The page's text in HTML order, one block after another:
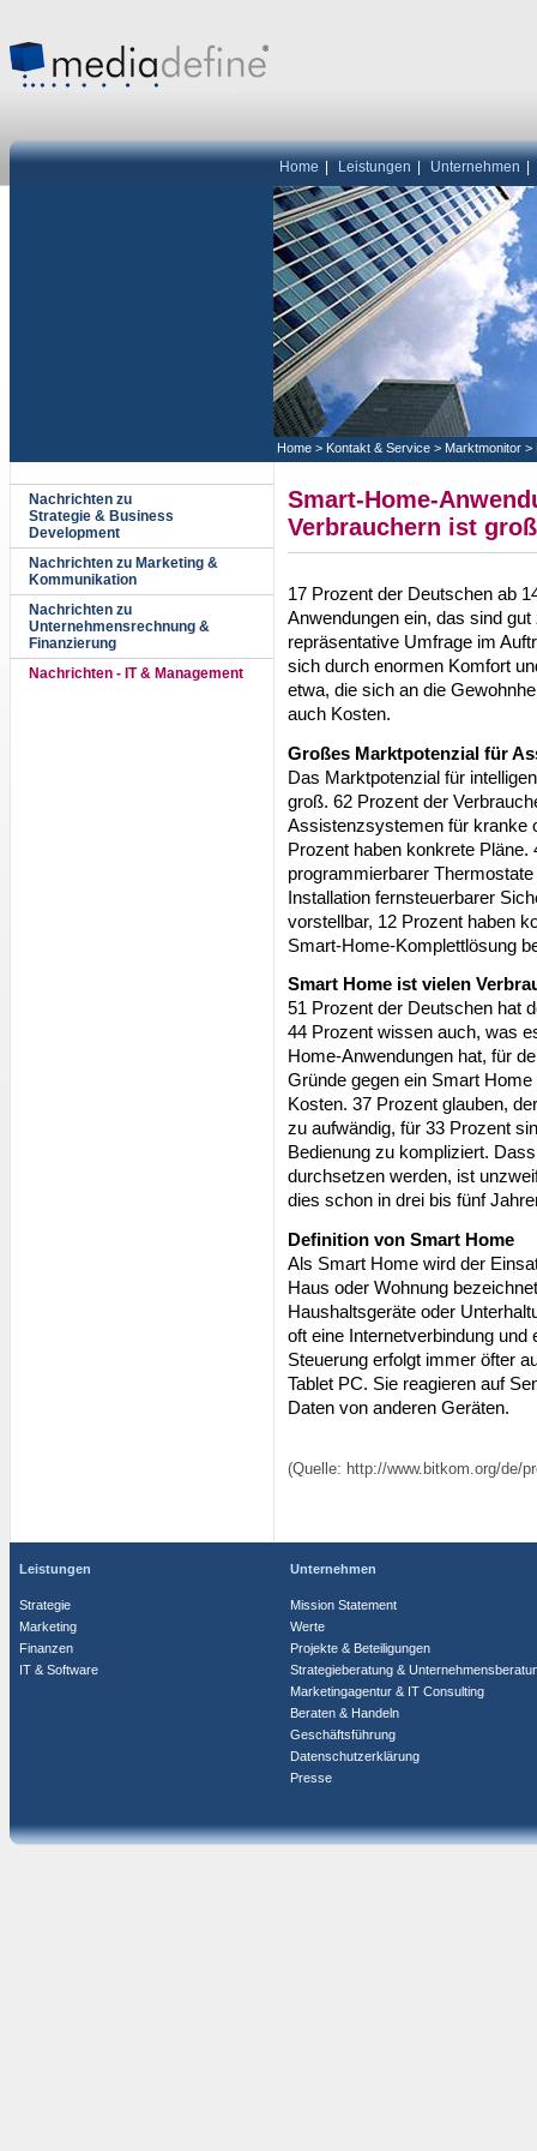
Home Leistungen Unternehmen
Home > Kontakt & Service > Marktmonitor >
Nachrichten zu
Strategie & Business
Development
Nachrichten zu Marketing &
Kommunikation
Nachrichten zu
Unternehmensrechnung &
Finanzierung
Nachrichten - IT & Management
Smart-Home-
Verbrauchern ist groß
17 Prozent der Deutschen ab
Anwendungen ein, das sind
repräsentative Umfrage im
sich durch enormen Komfort
etwa, die sich an die
auch Kosten.
Großes Marktpotenzial für
Das Marktpotenzial für
groß. 62 Prozent der
Assistenzsystemen für kranke
Prozent haben konkrete
programmierbarer
Installation fernsteuerbarer
vorstellbar, 12 Prozent haben
Smart-Home-Komplettlösung
Smart Home ist vielen
51 Prozent der Deutschen hat
44 Prozent wissen auch, was
Home-Anwendungen hat, für
Gründe gegen ein Smart
Kosten. 37 Prozent glauben,
zu aufwändig, für 33 Prozent
Bedienung zu kompliziert.
durchsetzen werden, ist
dies schon in drei bis fünf
Definition von Smart Home
Als Smart Home wird der
Haus oder Wohnung
Haushaltsgeräte oder
oft eine Internetverbindung und
Steuerung erfolgt immer öfter
Tablet PC. Sie reagieren auf
Daten von anderen Geräten.
(Quelle: http://www.bitkom.org/de/
Leistungen
Strategie
Marketing
Finanzen
IT & Software
Unternehmen
Mission Statement
Werte
Projekte & Beteiligungen
Strategieberatung &
Marketingagentur & IT Consulting
Beraten & Handeln
Geschäftsführung
Datenschutzerklärung
Presse